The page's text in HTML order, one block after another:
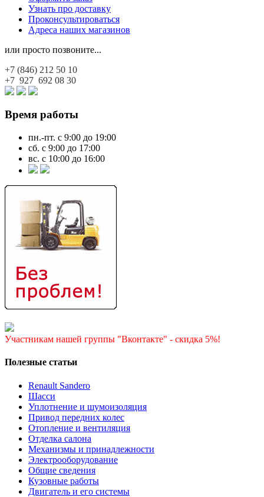
Узнать про доставку
Проконсультироваться
Адреса наших магазинов
или просто позвоните...
+7 (846) 212 50 10
+7 927 692 08 30
Время работы
пн.-пт. с 9:00 до 19:00
сб. с 9:00 до 17:00
вс. с 10:00 до 16:00
Участникам нашей группы "Вконтакте" - скидка 5%!
Полезные статьи
Renault Sandero
Шасси
Уплотнение и шумоизоляция
Привод передних колес
Отопление и вентиляция
Отделка салона
Механизмы и принадлежности
Электрооборудование
Общие сведения
Кузовные работы
Двигатель и его системы